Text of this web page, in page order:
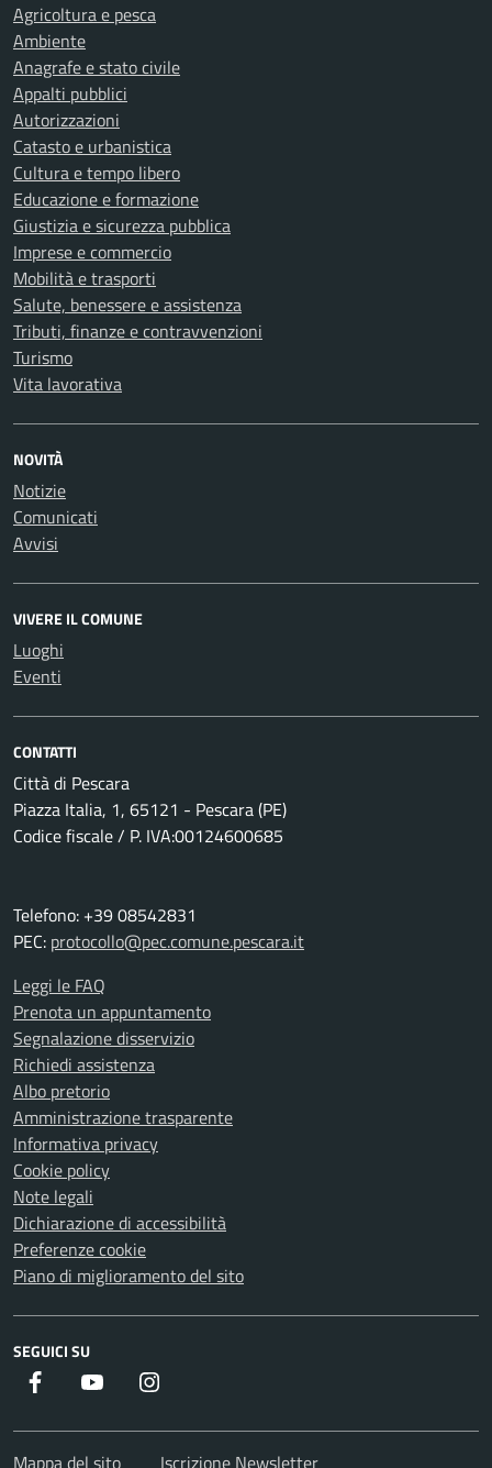
Agricoltura e pesca
Ambiente
Anagrafe e stato civile
Appalti pubblici
Autorizzazioni
Catasto e urbanistica
Cultura e tempo libero
Educazione e formazione
Giustizia e sicurezza pubblica
Imprese e commercio
Mobilità e trasporti
Salute, benessere e assistenza
Tributi, finanze e contravvenzioni
Turismo
Vita lavorativa
NOVITÀ
Notizie
Comunicati
Avvisi
VIVERE IL COMUNE
Luoghi
Eventi
CONTATTI
Città di Pescara
Piazza Italia, 1, 65121 - Pescara (PE)
Codice fiscale / P. IVA:00124600685
Telefono: +39 08542831
PEC: protocollo@pec.comune.pescara.it
Leggi le FAQ
Prenota un appuntamento
Segnalazione disservizio
Richiedi assistenza
Albo pretorio
Amministrazione trasparente
Informativa privacy
Cookie policy
Note legali
Dichiarazione di accessibilità
Preferenze cookie
Piano di miglioramento del sito
SEGUICI SU
Facebook Youtube
Mappa del sito Iscrizione Newsletter